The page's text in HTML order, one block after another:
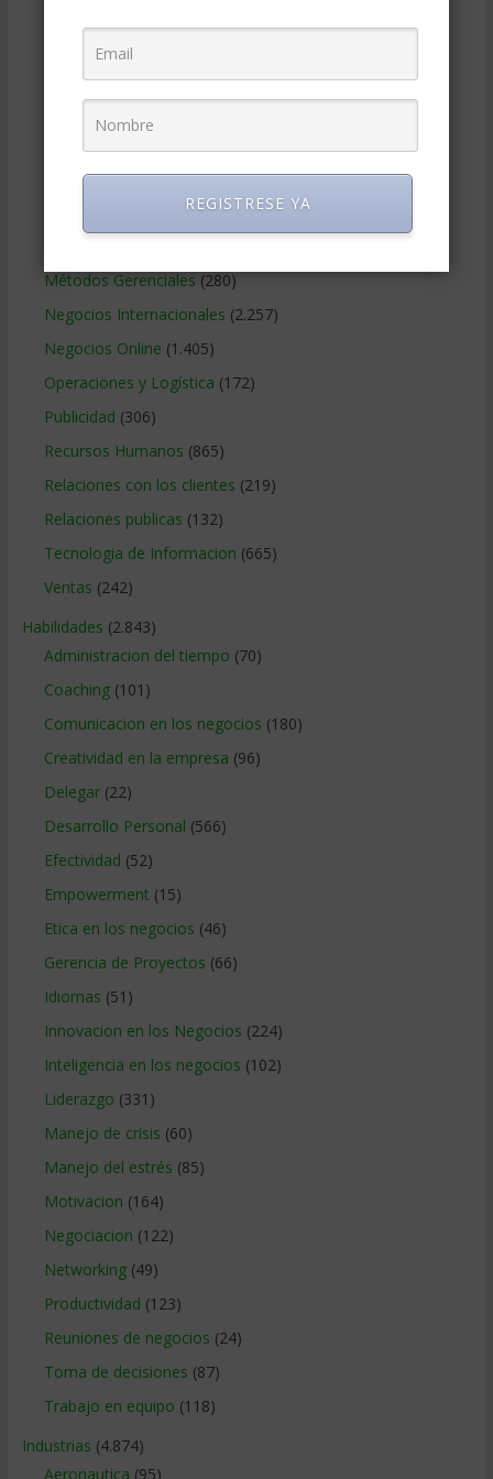
Finanzas Corporativas(748)
(125)
Métodos Gerenciales (280)
Negocios Internacionales (2.257)
Negocios Online (1.405)
Operaciones y Logística (172)
Publicidad (306)
Recursos Humanos (865)
Relaciones con los clientes (219)
Relaciones publicas (132)
Tecnologia de Informacion (665)
Ventas (242)
Habilidades (2.843)
Administracion del tiempo (70)
Coaching(101)
Comunicacion en los negocios (180)
Creatividad en la empresa (96)
Delegar(22)
Desarrollo Personal (566)
Efectividad (52)
Empowerment (15)
Etica en los negocios (46)
Gerencia de Proyectos (66)
Idiomas (51)
Innovacion en los Negocios (224)
Inteligencia en los negocios (102)
Liderazgo (331)
Manejo de crisis (60)
Manejo del estrés (85)
Motivacion (164)
Negociacion (122)
Networking(49)
Productividad (123)
Reuniones de negocios (24)
Toma de decisiones (87)
Trabajo en equipo (118)
Industrias (4.874)
Aeronautica (95)
REGISTRESE YA